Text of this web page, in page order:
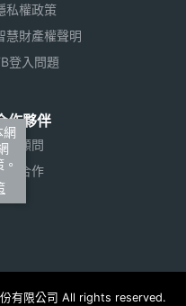
私權政策
慧財產權聲明
登入問題
作夥伴
律顧問
體合作
有限公司 All rights reserved.
網